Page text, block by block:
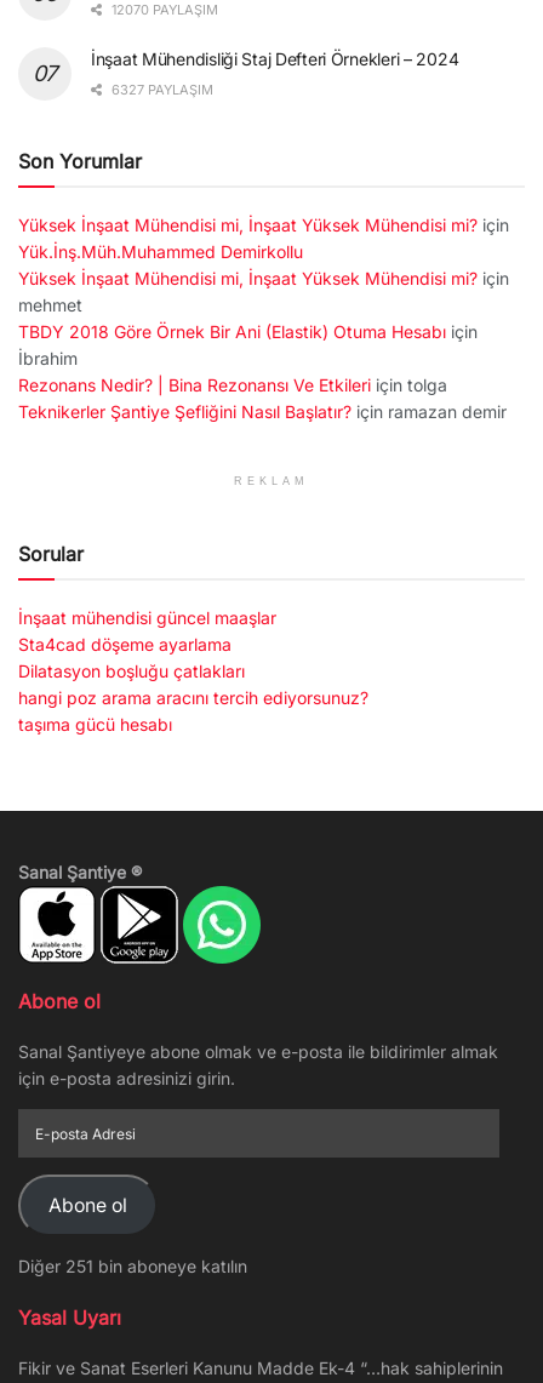
12070 PAYLAŞIM
İnşaat Mühendisliği Staj Defteri Örnekleri – 2024
6327 PAYLAŞIM
Son Yorumlar
Yüksek İnşaat Mühendisi mi, İnşaat Yüksek Mühendisi mi? için
Yük.İnş.Müh.Muhammed Demirkollu
Yüksek İnşaat Mühendisi mi, İnşaat Yüksek Mühendisi mi? için
mehmet
TBDY 2018 Göre Örnek Bir Ani (Elastik) Otuma Hesabı için
İbrahim
Rezonans Nedir? | Bina Rezonansı Ve Etkileri için tolga
Teknikerler Şantiye Şefliğini Nasıl Başlatır? için ramazan demir
REKLAM
Sorular
İnşaat mühendisi güncel maaşlar
Sta4cad döşeme ayarlama
Dilatasyon boşluğu çatlakları
hangi poz arama aracını tercih ediyorsunuz?
taşıma gücü hesabı
Sanal Şantiye ®
Abone ol
Sanal Şantiyeye abone olmak ve e-posta ile bildirimler almak
için e-posta adresinizi girin.
posta
Adresi
Abone ol
Diğer 251 bin aboneye katılın
Yasal Uyarı
Fikir ve Sanat Eserleri Kanunu Madde Ek-4 “…hak sahiplerinin